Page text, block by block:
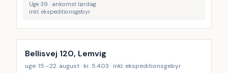
Uge 39 · ankomst lørdag
inkl. ekspeditionsgebyr
Bellisvej 120, Lemvig
uge: 15.–22. august · kr. 5.403 · inkl. ekspeditionsgebyr